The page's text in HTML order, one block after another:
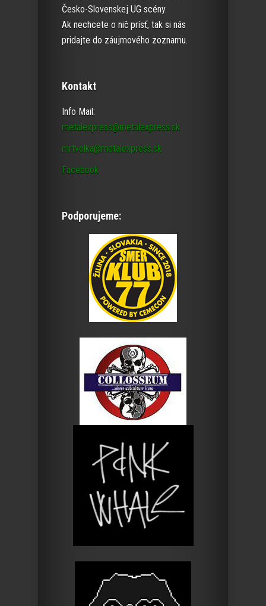
Česko-Slovenskej UG scény.
Ak nechcete o nič prísť, tak si nás
pridajte do záujmového zoznamu.
Kontakt
Info Mail:
metalexpress@metalexpress.sk
mrtvolka@metalexpress.sk
Facebook
Podporujeme: